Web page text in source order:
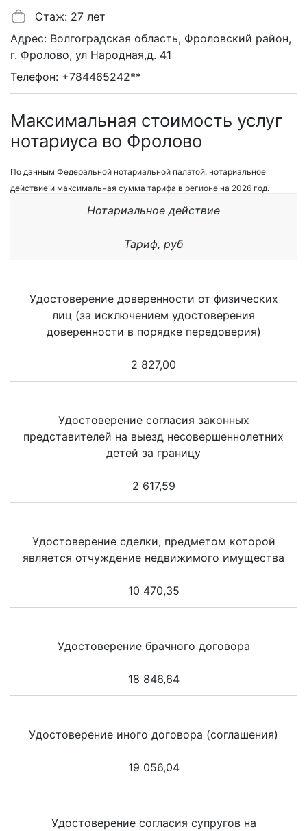
Стаж: 27 лет
Адрес: Волгоградская область, Фроловский район,
г. Фролово, ул Народная,д. 41
Телефон: +784465242**
Максимальная стоимость услуг
нотариуса во Фролово
По данным Федеральной нотариальной палатой: нотариальное
действие и максимальная сумма тарифа в регионе на 2026 год.
Нотариальное действие
Тариф, руб
Удостоверение доверенности от физических
лиц (за исключением удостоверения
доверенности в порядке передоверия)
2 827,00
Удостоверение согласия законных
представителей на выезд несовершеннолетних
детей за границу
2 617,59
Удостоверение сделки, предметом которой
является отчуждение недвижимого имущества
10 470,35
Удостоверение брачного договора
18 846,64
Удостоверение иного договора (соглашения)
19 056,04
Удостоверение согласия супругов на